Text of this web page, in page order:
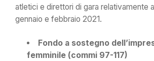
atletici e direttori di gara relativamente
gennaio e febbraio 2021.
Fondo a sostegno
femminile (commi 97-117)